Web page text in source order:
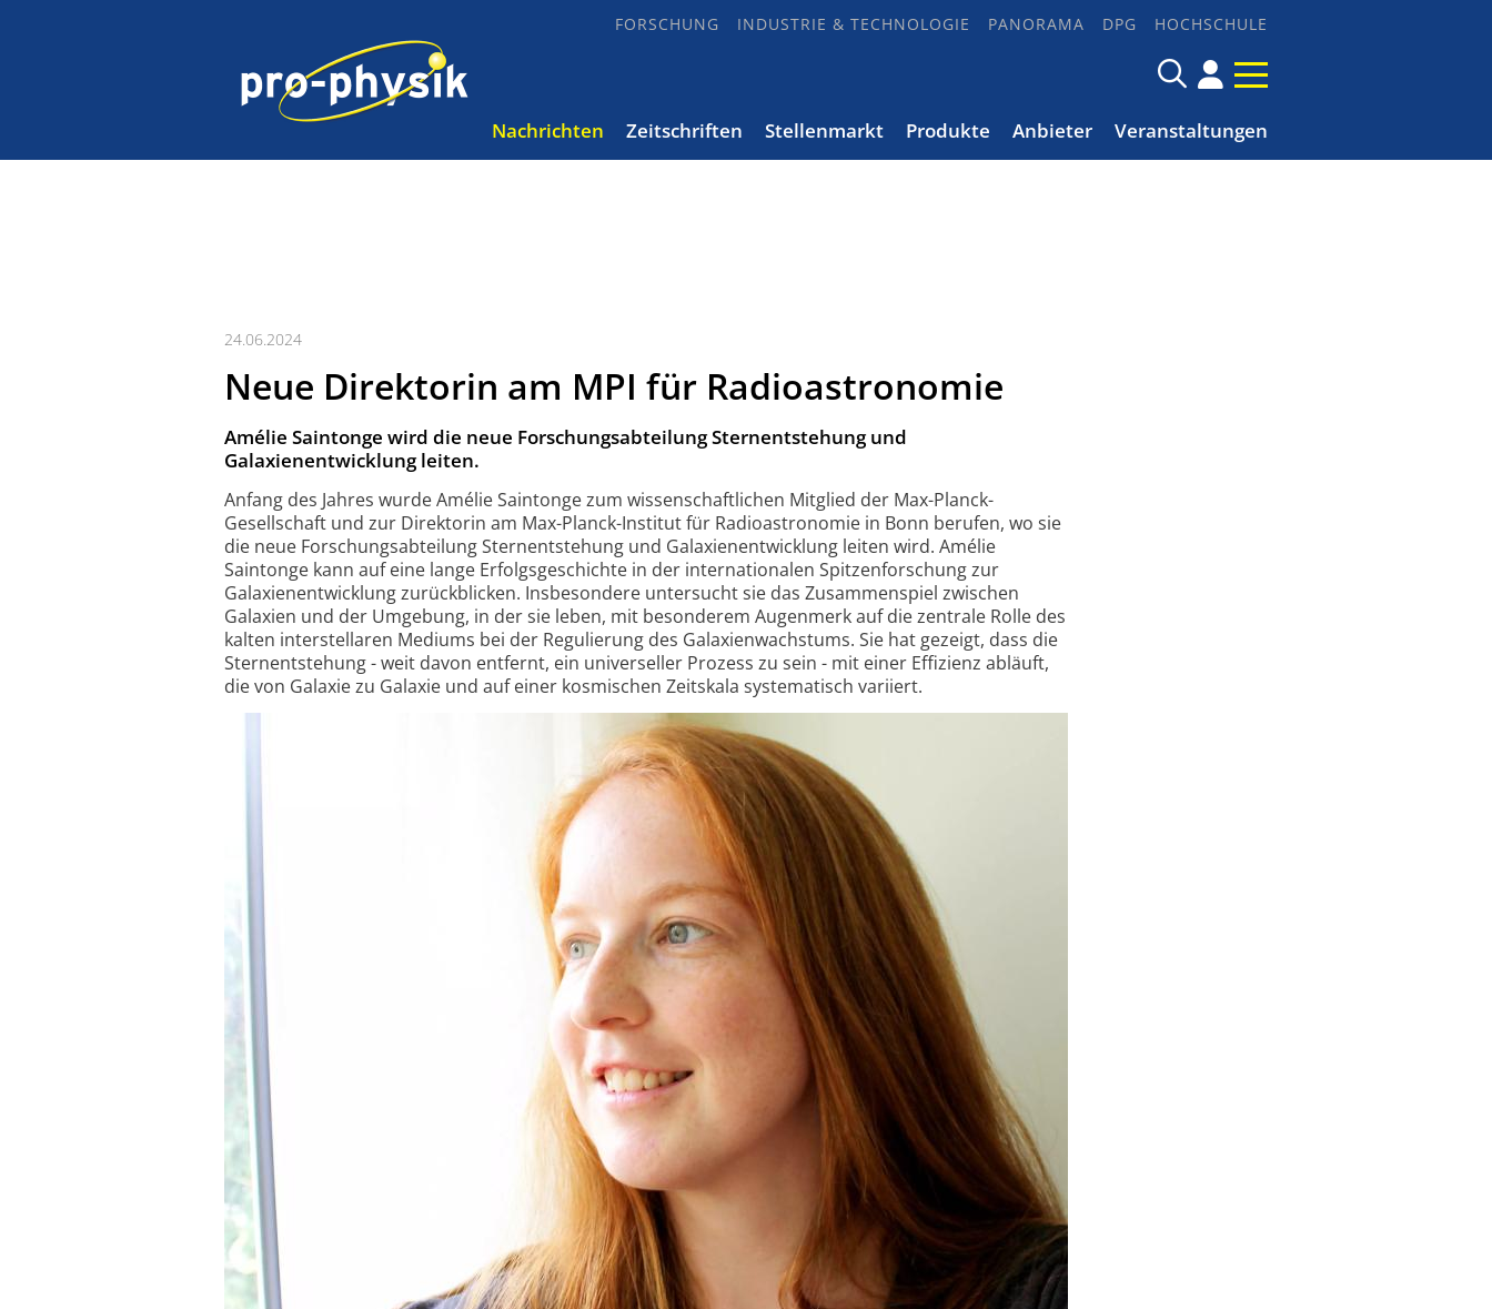
FORSCHUNG INDUSTRIE & TECHNOLOGIE PANORAMA DPG HOCHSCHULE
Nachrichten Zeitschriften Stellenmarkt Produkte Anbieter Veranstaltungen
24.06.2024
Neue Direktorin am MPI für Radioastronomie
Amélie Saintonge wird die neue Forschungsabteilung Sternentstehung und
Galaxienentwicklung leiten.
Anfang des Jahres wurde Amélie Saintonge zum wissenschaftlichen Mitglied der Max-Planck-
Gesellschaft und zur Direktorin am Max-Planck-Institut für Radioastronomie in Bonn berufen, wo sie
die neue Forschungs­abteilung Sternentstehung und Galaxien­entwicklung leiten wird. Amélie
Saintonge kann auf eine lange Erfolgsgeschichte in der internationalen Spitzen­forschung zur
Galaxien­entwicklung zurückblicken. Insbesondere untersucht sie das Zusammenspiel zwischen
Galaxien und der Umgebung, in der sie leben, mit besonderem Augenmerk auf die zentrale Rolle des
kalten inter­stellaren Mediums bei der Regulierung des Galaxienwachstums. Sie hat gezeigt, dass die
Stern­entstehung - weit davon entfernt, ein universeller Prozess zu sein - mit einer Effizienz abläuft,
die von Galaxie zu Galaxie und auf einer kosmischen Zeitskala systematisch variiert.